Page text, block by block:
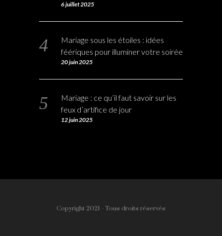
6 juillet 2025
Mariage sous les étoiles : idées
féériques pour illuminer votre soirée
20 juin 2025
Mariage : ce qu’il faut savoir sur les
feux d’artifice de jour
12 juin 2025
Copyright 2021 - Tous droits réservés